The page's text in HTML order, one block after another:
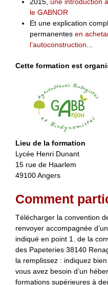
le GABNOR
Et une explication
permanentesen
l’autoconstruction
Cette formation est
Lieu de la formation
Lycée Henri Dunant
15 rue de Haarlem
49100 Angers
Comment
Télécharger la convention
renvoyer accompagnée
indiqué en point 1. de la
des Papeteries 38140
la remplissez : indiquez
vous avez besoin d’un
formations supérieures à